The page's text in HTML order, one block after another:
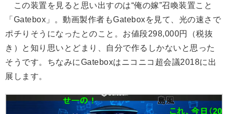
この装置を見ると思い出すのは“俺の嫁”召喚装置こと
「Gatebox」。動画製作者もGateboxを見て、光の速さで
ポチりそうになったとのこと。お値段298,000円（税抜
き）と知り思いとどまり、自分で作るしかないと思った
そうです。ちなみにGateboxはニコニコ超会議2018に出
展します。